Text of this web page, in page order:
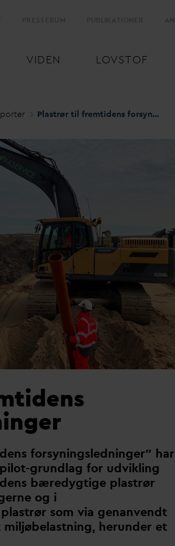
VIDEN LOVSTOF
Plastrør til fremtidens forsyningsledninger
forsyningsledninger” har
grundlag for udvikling
bæredygtige plastrør
og i
som via genanvendt
herunder et